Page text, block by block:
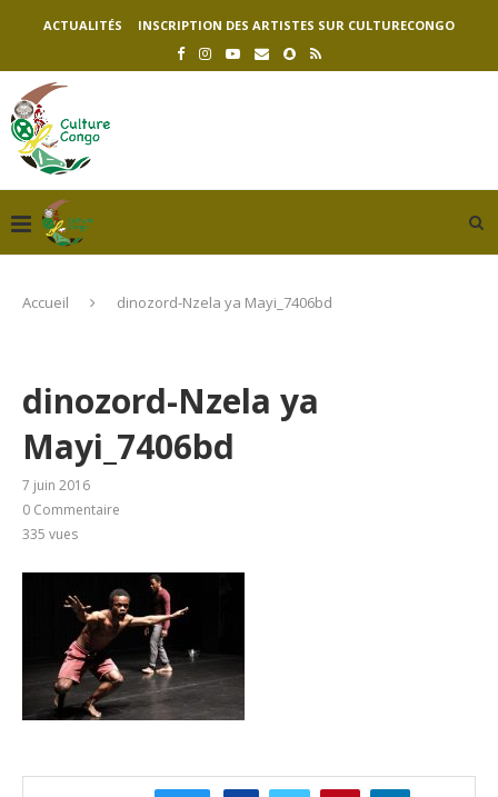
ACTUALITÉS INSCRIPTION DES ARTISTES SUR CULTURECONGO
Accueil dinozord-Nzela ya Mayi_7406bd
dinozord-Nzela ya
Mayi_7406bd
7 juin 2016
0 Commentaire
335 vues